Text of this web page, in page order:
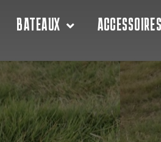
BATEAUX ACCESSOIRES